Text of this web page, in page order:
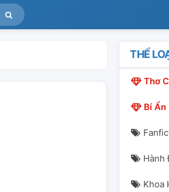
THỂ
Thơ
Bí Ẩn
Hành
Khoa